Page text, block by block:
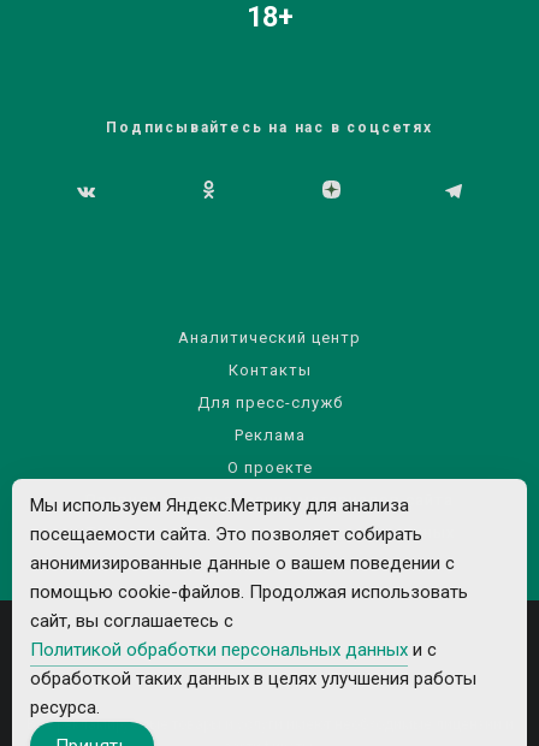
18+
Подписывайтесь на нас в соцсетях
Аналитический центр
Контакты
Для пресс-служб
Реклама
О проекте
Правила использования материалов сайта
Политика обработки персональных данных
Все рекламируемые товары и услуги имеют необходимые лицензии и
Мы используем Яндекс.Метрику для анализа
посещаемости сайта. Это позволяет собирать
анонимизированные данные о вашем поведении с
помощью cookie-файлов. Продолжая использовать
сайт, вы соглашаетесь с
Политикой обработки персональных данных и с
обработкой таких данных в целях улучшения работы
ресурса.